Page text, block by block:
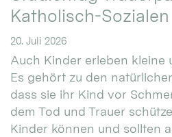
Katholisch-
20. Juli 2026
Auch Kinder erleben kleine
Es gehört zu den
dass sie ihr Kind vor
dem Tod und Trauer
Kinder können und sollten